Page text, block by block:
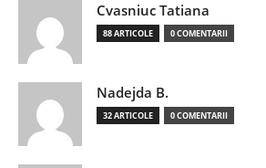
Cvasniuc Tatiana
88 ARTICOLE 0 COMENTARII
Nadejda B.
32 ARTICOLE 0 COMENTARII